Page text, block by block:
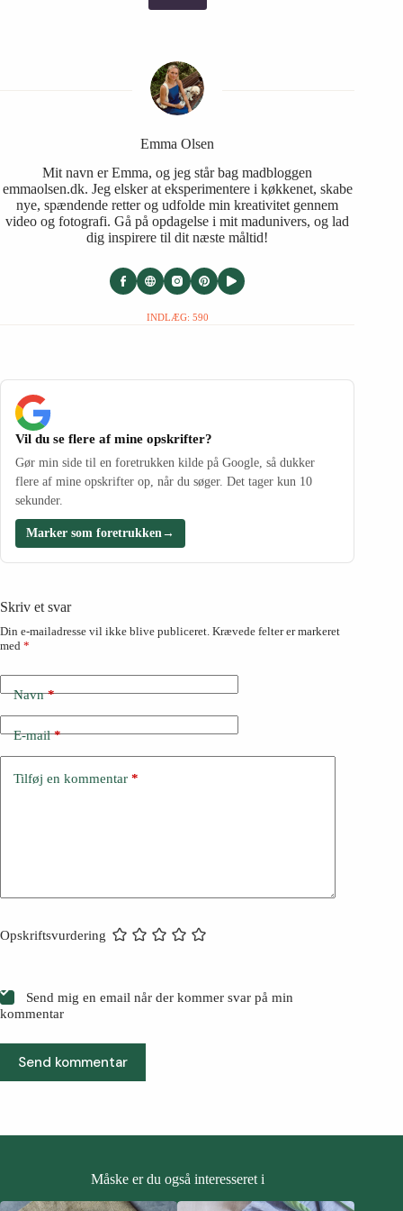
Emma Olsen
Mit navn er Emma, og jeg står bag madbloggen
emmaolsen.dk. Jeg elsker at eksperimentere i køkkenet, skabe
nye, spændende retter og udfolde min kreativitet gennem
video og fotografi. Gå på opdagelse i mit madunivers, og lad
dig inspirere til dit næste måltid!
INDLÆG: 590
Vil du se flere af mine opskrifter?
Gør min side til en foretrukken kilde på Google, så dukker
flere af mine opskrifter op, når du søger. Det tager kun 10
sekunder.
Marker som foretrukken→
Skriv et svar
Din e-mailadresse vil ikke blive publiceret. Krævede felter er markeret
med *
Navn*
E-mail*
Tilføj en kommentar *
Opskriftsvurdering
Send mig en email når der kommer svar på min
kommentar
Send kommentar
Måske er du også interesseret i